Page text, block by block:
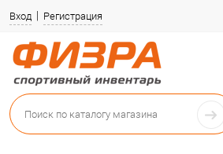
Вход Регистрация